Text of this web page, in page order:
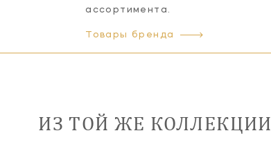
ассортимента.
Товары бренда
ИЗ ТОЙ ЖЕ КОЛЛЕКЦИИ